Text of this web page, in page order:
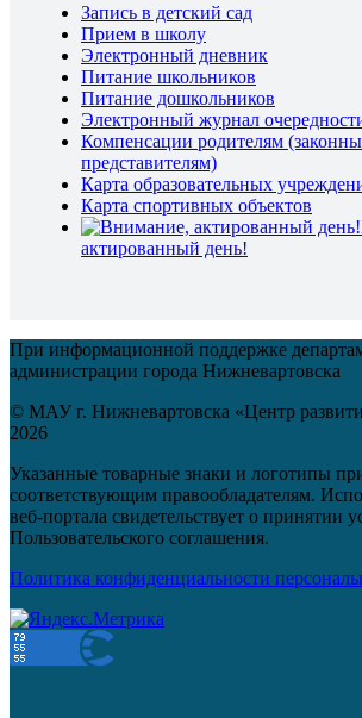
Запись в детский сад
Прием в школу
Электронный дневник
Питание школьников
Питание дошкольников
Электронный журнал
Компенсации родителям
представителям)
Карта образовательных
Карта спортивных объектов
актированный день!
При информационной поддержке
администрации города Нижневартовска
© МАУ г. Нижневартовска «Центр
2026
Указанные товарные знаки и логотипы
соответствующим правообладателям.
веб-портала свидетельствует о принятии
Пользовательского соглашения.
Политика конфиденциальности